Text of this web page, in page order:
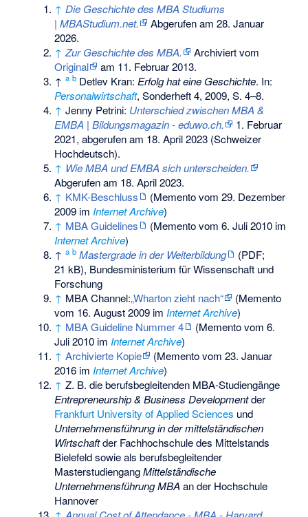
↑ Die Geschichte des MBA Studiums
| MBAStudium.net.
Abgerufen am 28. Januar
2026.
↑ Zur Geschichte des MBA.
Archiviert vom
Original
am 11. Februar 2013.
↑a b Detlev Kran: Erfolg hat eine Geschichte. In:
Personalwirtschaft, Sonderheft 4, 2009, S. 4–8.
↑ Jenny Petrini: Unterschied zwischen MBA &
EMBA | Bildungsmagazin - eduwo.ch.
1. Februar
2021, abgerufen am 18. April 2023 (Schweizer
Hochdeutsch).
↑ Wie MBA und EMBA sich unterscheiden.
Abgerufen am 18. April 2023.
↑ KMK-Beschluss (Mementovom 29. Dezember
2009 im Internet Archive)
↑ MBA Guidelines (Mementovom 6. Juli 2010 im
Internet Archive)
↑a b Mastergrade in der Weiterbildung
(PDF;
21 kB), Bundesministerium für Wissenschaft und
Forschung
↑ MBA Channel:„Wharton zieht nach“ (Memento
vom 16. August 2009 im Internet Archive)
↑ MBA Guideline Nummer 4 (Mementovom 6.
Juli 2010 im Internet Archive)
↑ Archivierte Kopie (Mementovom 23. Januar
2016 im Internet Archive)
↑ Z. B. die berufsbegleitenden MBA-Studiengänge
Entrepreneurship & Business Developmentder
Frankfurt University of Applied Sciences und
Unternehmensführung in der mittelständischen
Wirtschaftder Fachhochschule des Mittelstands
Bielefeldsowie als berufsbegleitender
MasterstudiengangMittelständische
Unternehmensführung MBA an der Hochschule
Hannover